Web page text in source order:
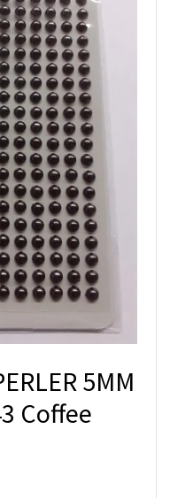
5MM
Coffee